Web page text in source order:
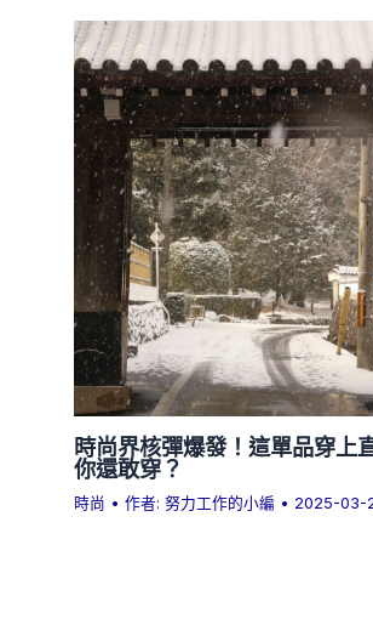
時尚界核彈爆發！這單品穿上
你還敢穿？
時尚 • 作者:努力工作的小編 • 2025-03-